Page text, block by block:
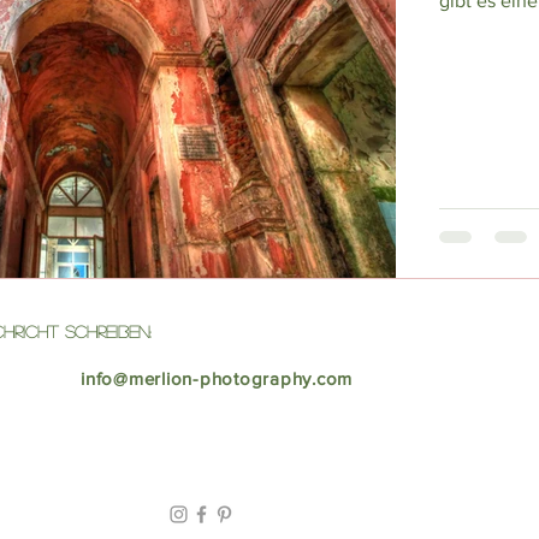
Schreiben:
info@merlion-photography.com